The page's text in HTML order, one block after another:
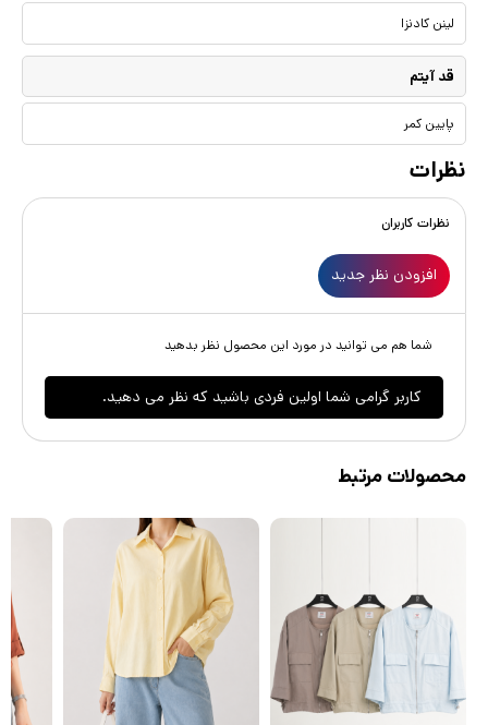
لینن کادنزا
قد آیتم
پایین کمر
نظرات
نظرات کاربران
افزودن نظر جدید
شما هم می توانید در مورد این محصول نظر بدهید
کاربر گرامی شما اولین فردی باشید که نظر می دهید.
محصولات مرتبط